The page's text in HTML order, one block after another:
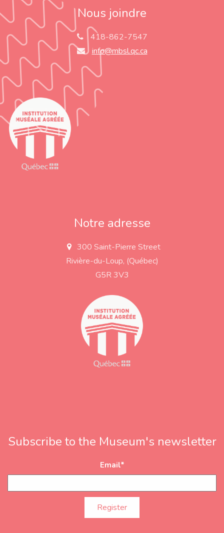
Nous joindre
418-862-7547
info@mbsl.qc.ca
Notre adresse
a
d
300 Saint-Pierre Street
Rivière-du-Loup, (Québec)
G5R 3V3
Subscribe to the Museum's newsletter
Email*